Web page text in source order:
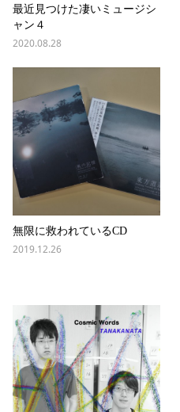
最近見つけた凄いミュージシ
ャン４
2020.08.28
無限に救われているCD
2019.12.26